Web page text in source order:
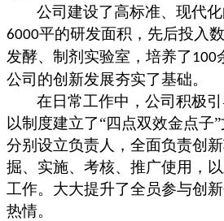
公司建设了高标准、现代
6000平的研发面积，先后投入
发酵、制剂实验室，培养了 100
公司的创新发展夯实了基础。
在日常工作中，公司积极引
以制度建立了“四点双效金点子
分别设立负责人，全面负责创
掘、实施、考核、推广使用，
工作。大大提升了全员参与创
热情。